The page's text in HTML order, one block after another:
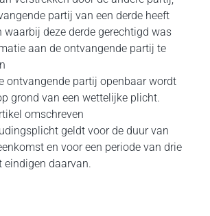
partij van een derde heeft
waarbij deze derde gerechtigd was
aan de ontvangende partij te
ontvangende partij openbaar wordt
grond van een wettelijke plicht.
omschreven
geldt voor de duur van
en voor een periode van drie
eindigen daarvan.